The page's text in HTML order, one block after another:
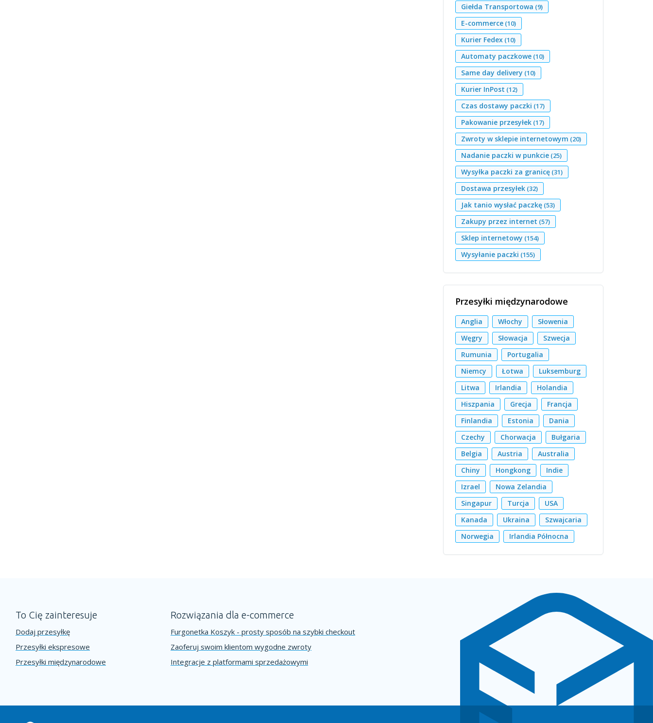
Giełda Transportowa (9)
E-commerce (10)
Kurier Fedex (10)
Automaty paczkowe (10)
Same day delivery (10)
Kurier InPost (12)
Czas dostawy paczki (17)
Pakowanie przesyłek (17)
Zwroty w sklepie internetowym (20)
Nadanie paczki w punkcie (25)
Wysyłka paczki za granicę (31)
Dostawa przesyłek (32)
Jak tanio wysłać paczkę (53)
Zakupy przez internet (57)
Sklep internetowy (154)
Wysyłanie paczki (155)
Przesyłki międzynarodowe
Anglia Włochy
Słowenia
Węgry
Słowacja
Szwecja
Rumunia
Portugalia
Niemcy
Łotwa
Luksemburg
Litwa
Irlandia
Holandia
Hiszpania
Grecja
Francja
Finlandia
Estonia
Dania
Czechy
Chorwacja
Bułgaria
Belgia
Austria
Australia
Chiny
Hongkong
Indie
Izrael
Nowa Zelandia
Singapur
Turcja
USA
Kanada
Ukraina
Szwajcaria
Norwegia
Irlandia Północna
To Cię zainteresuje
Dodaj przesyłkę
Przesyłki ekspresowe
Przesyłki międzynarodowe
Rozwiązania dla e-commerce
Furgonetka Koszyk - prosty sposób na szybki checkout
Zaoferuj swoim klientom wygodne zwroty
Integracje z platformami sprzedażowymi